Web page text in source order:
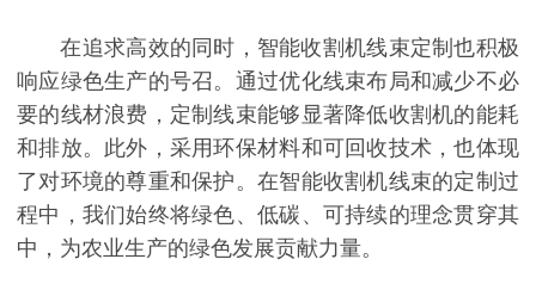
在追求高效的同时，智能收割机线束定制也积极
响应绿色生产的号召。通过优化线束布局和减少不必
要的线材浪费，定制线束能够显著降低收割机的能耗
和排放。此外，采用环保材料和可回收技术，也体现
了对环境的尊重和保护。在智能收割机线束的定制过
程中，我们始终将绿色、低碳、可持续的理念贯穿其
中，为农业生产的绿色发展贡献力量。